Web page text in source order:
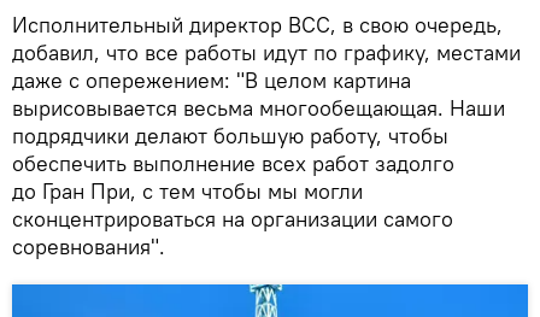
Исполнительный директор BCC, в свою очередь,
добавил, что все работы идут по графику, местами
даже с опережением: "В целом картина
вырисовывается весьма многообещающая. Наши
подрядчики делают большую работу, чтобы
обеспечить выполнение всех работ задолго
до Гран При, с тем чтобы мы могли
сконцентрироваться на организации самого
соревнования".